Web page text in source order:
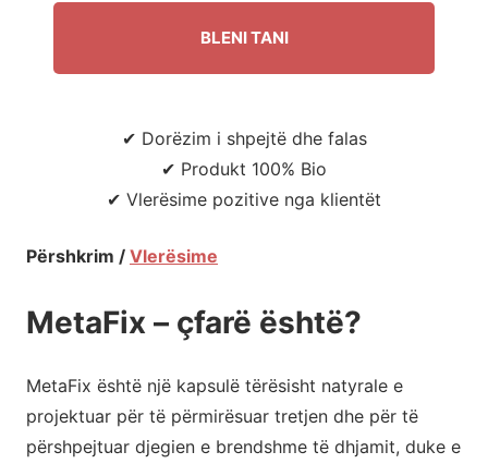
BLENI TANI
✔ Dorëzim i shpejtë dhe falas
✔ Produkt 100% Bio
✔ Vlerësime pozitive nga klientët
Përshkrim / Vlerësime
MetaFix – çfarë është?
MetaFix është një kapsulë tërësisht natyrale e
projektuar për të përmirësuar tretjen dhe për të
përshpejtuar djegien e brendshme të dhjamit, duke e